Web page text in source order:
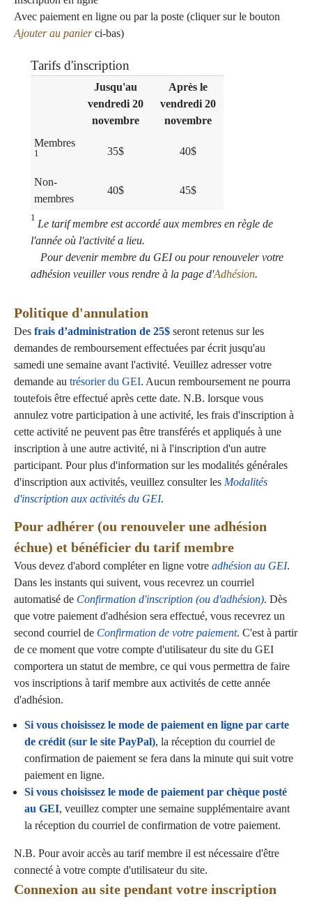
Avec paiement en ligne ou par la poste (cliquer sur le bouton
Ajouter au panierci-bas)
Tarifs d'inscription
Jusqu'au
vendredi 20
novembre
Après le
vendredi 20
novembre
Membres
1 35$ 40$
Non-
membres
40$ 45$
1
Le tarif membre est accordé aux membres en règle de
l'année où l'activité a lieu.
Pour devenir membre du GEI ou pour renouveler votre
adhésion veuiller vous rendre à la page d'Adhésion.
Politique d'annulation
Des frais d’administration de 25$ seront retenus sur les
demandes de remboursement effectuées par écrit jusqu'au
samedi une semaine avant l'activité. Veuillez adresser votre
demande au trésorier du GEI. Aucun remboursement ne pourra
toutefois être effectué après cette date. N.B. lorsque vous
annulez votre participation à une activité, les frais d'inscription à
cette activité ne peuvent pas être transférés et appliqués à une
inscription à une autre activité, ni à l'inscription d'un autre
participant. Pour plus d'information sur les modalités générales
d'inscription aux activités, veuillez consulter les Modalités
d'inscription aux activités du GEI.
Pour adhérer (ou renouveler une adhésion
échue) et bénéficier du tarif membre
Vous devez d'abord compléter en ligne votre adhésion au GEI.
Dans les instants qui suivent, vous recevrez un courriel
automatisé de Confirmation d'inscription (ou d'adhésion). Dès
que votre paiement d'adhésion sera effectué, vous recevrez un
second courriel de Confirmation de votre paiement. C'est à partir
de ce moment que votre compte d'utilisateur du site du GEI
comportera un statut de membre, ce qui vous permettra de faire
vos inscriptions à tarif membre aux activités de cette année
d'adhésion.
Si vous choisissez le mode de paiement en ligne par carte
de crédit (sur le site PayPal), la réception du courriel de
confirmation de paiement se fera dans la minute qui suit votre
paiement en ligne.
Si vous choisissez le mode de paiement par chèque posté
au GEI, veuillez compter une semaine supplémentaire avant
la réception du courriel de confirmation de votre paiement.
N.B. Pour avoir accès au tarif membre il est nécessaire d'être
connecté à votre compte d'utilisateur du site.
Connexion au site pendant votre inscription